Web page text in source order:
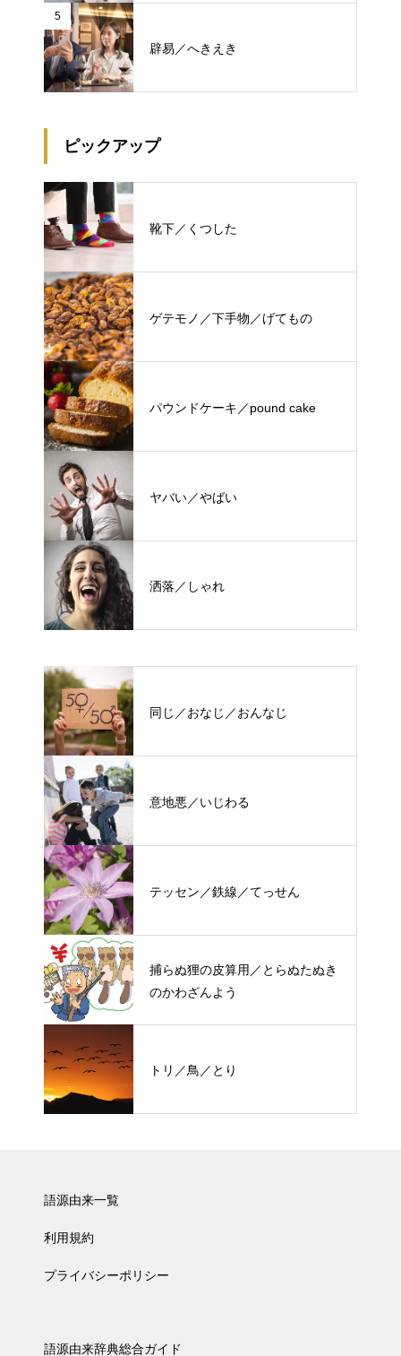
5
辟易／へきえき
ピックアップ
靴下／くつした
ゲテモノ／下手物／げてもの
パウンドケーキ／pound cake
ヤバい／やばい
洒落／しゃれ
同じ／おなじ／おんなじ
意地悪／いじわる
テッセン／鉄線／てっせん
捕らぬ狸の皮算用／とらぬたぬき
のかわざんよう
トリ／鳥／とり
語源由来一覧
利用規約
プライバシーポリシー
語源由来辞典総合ガイド